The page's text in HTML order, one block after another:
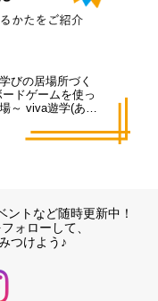
びの居場所づく
ードゲームを使っ
～ viva遊学(あそ
トなど随時更新中！
ォローして、
つけよう♪